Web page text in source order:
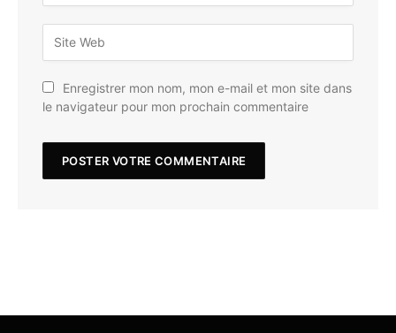
Enregistrer mon nom, mon e-mail et mon site dans
le navigateur pour mon prochain commentaire